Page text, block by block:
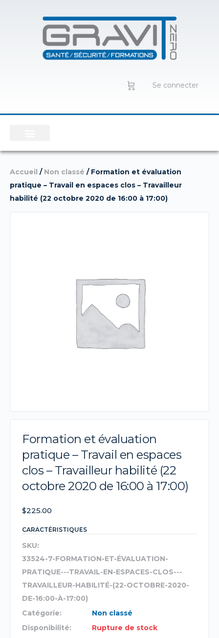
Se connecter
Accueil / Non classé / Formation et évaluation
pratique – Travail en espaces clos – Travailleur
habilité (22 octobre 2020 de 16:00 à 17:00)
Formation et évaluation
pratique – Travail en espaces
clos – Travailleur habilité (22
octobre 2020 de 16:00 à 17:00)
$225.00
CARACTÉRISTIQUES
SKU:
33524-7-FORMATION-ET-ÉVALUATION-
PRATIQUE---TRAVAIL-EN-ESPACES-CLOS---
TRAVAILLEUR-HABILITÉ-(22-OCTOBRE-2020-
DE-16:00-À-17:00)
Catégorie:
Non classé
Disponibilité:
Rupture de stock